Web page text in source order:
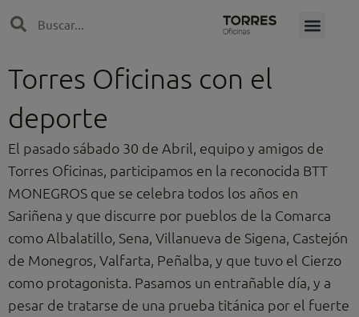
SearchSearch
Torres Oficinas con el
deporte
El pasado sábado 30 de Abril, equipo y amigos de
Torres Oficinas, participamos en la reconocida BTT
MONEGROS que se celebra todos los años en
Sariñena y que discurre por pueblos de la Comarca
como Albalatillo, Sena, Villanueva de Sigena, Castejón
de Monegros, Valfarta, Peñalba, y que tuvo el Cierzo
como protagonista. Pasamos un entrañable día, y a
pesar de tratarse de una prueba titánica por el fuerte